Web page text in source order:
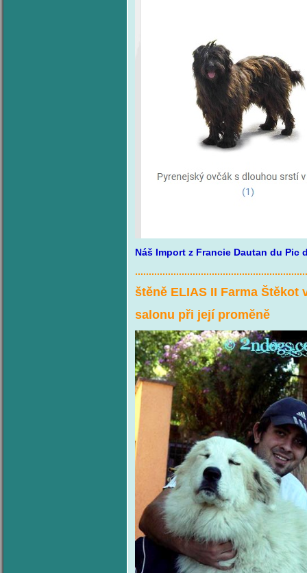
Náš Import z Francie Dautan du Pic
štěně ELIAS II Farma Štěkot
salonu při její proměně